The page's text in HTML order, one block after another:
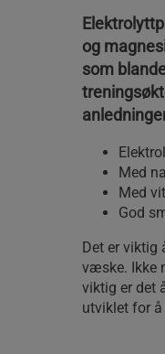
og
som
Med
Med
God
Det er viktig
væske. Ikke
viktig er det
utviklet for